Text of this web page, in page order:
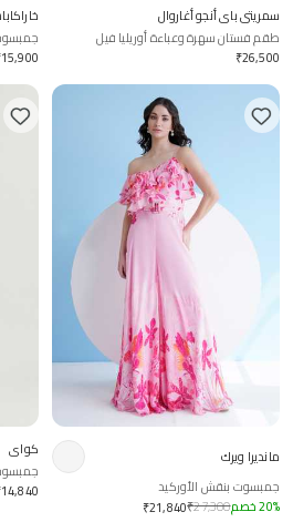
سمريتي باي أنجو أغاروال
طقم فستان سهرة وعباءة أوريليا فيل
₹26,500
15,900
مانديرا ويرك
جمبسوت بنقش الأوركيد
₹21,840₹27,300 20% خصم
كواي
14,840